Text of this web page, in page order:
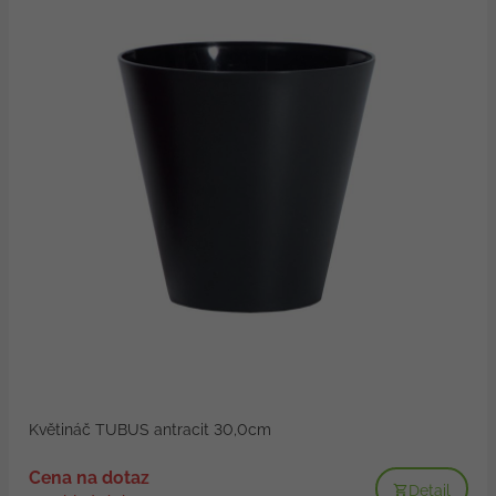
Květináč TUBUS antracit 30,0cm
Cena na dotaz
Detail